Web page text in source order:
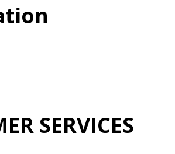
SERVICES